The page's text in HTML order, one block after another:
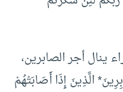
ينال أجر الصابرين،
الَّذِينَ إِذَا أَصَابَتْهُمْ